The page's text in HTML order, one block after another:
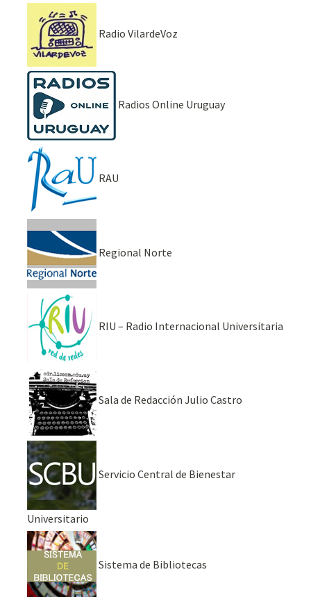
Radio VilardeVoz
Radios Online Uruguay
RAU
Regional Norte
RIU – Radio Internacional Universitaria
Sala de Redacción Julio Castro
Servicio Central de Bienestar
Universitario
Sistema de Bibliotecas